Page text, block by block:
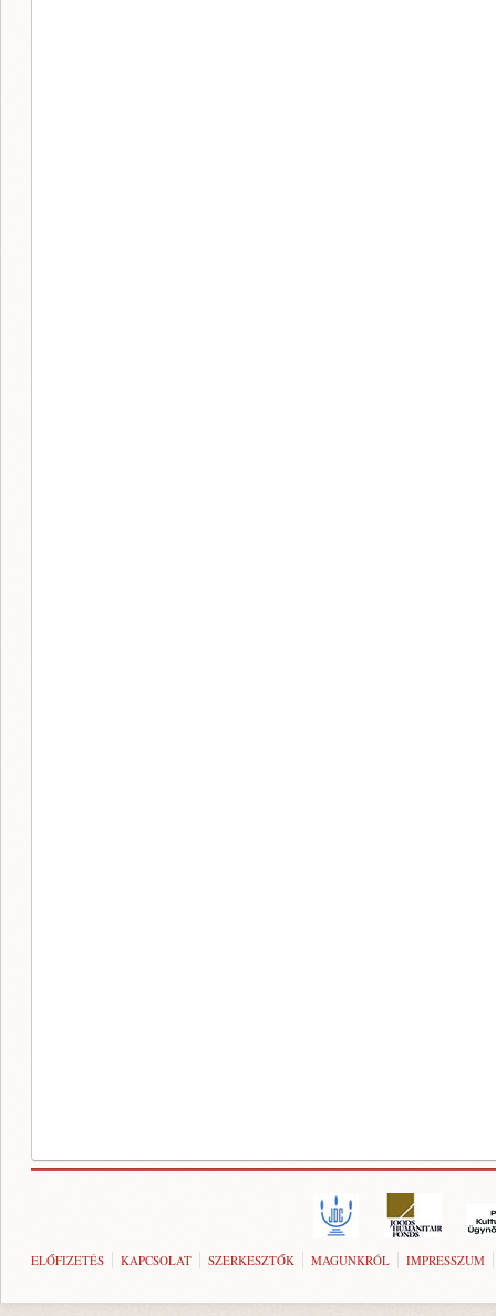
ELŐFIZETÉS KAPCSOLAT SZERKESZTŐK MAGUNKRÓL IMPRESSZUM